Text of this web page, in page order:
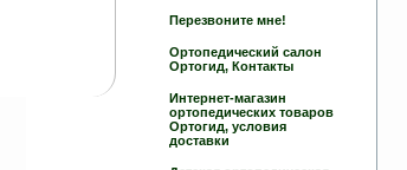
Перезвоните мне!
Ортопедический салон
Ортогид, Контакты
Интернет-магазин
ортопедических товаров
Ортогид, условия
доставки